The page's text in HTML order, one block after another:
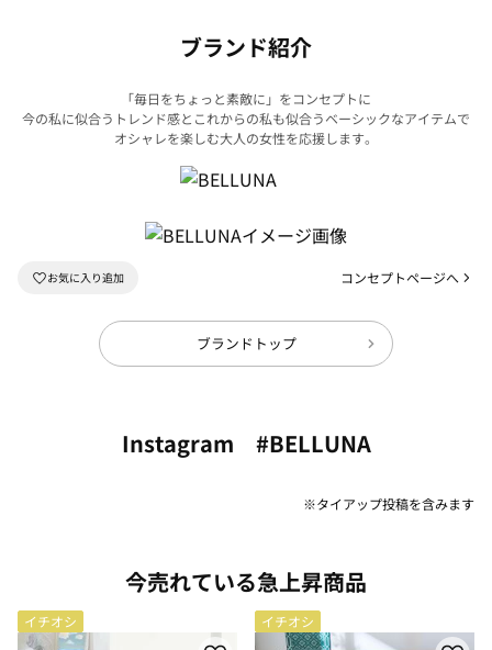
ブランド紹介
「毎日をちょっと素敵に」をコンセプトに
今の私に似合うトレンド感とこれからの私も似合うベーシックなアイテムで
オシャレを楽しむ大人の女性を応援します。
コンセプトページへ
ブランドトップ
Instagram #BELLUNA
※タイアップ投稿を含みます
今売れている急上昇商品
イチオシ イチオシ